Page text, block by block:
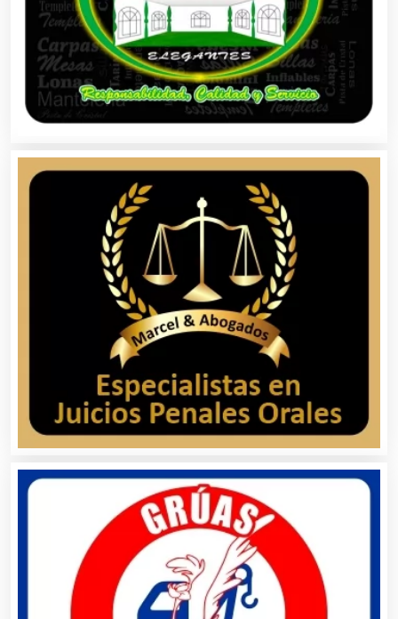
Bancos
Banquetes
Basculas
Bebidas
Belleza
Bordados y Estampados
Boutiques
Buceo